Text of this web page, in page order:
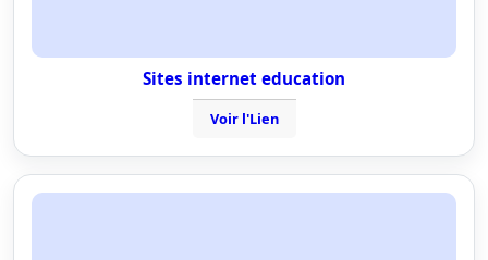
Sites internet education
Voir l'Lien